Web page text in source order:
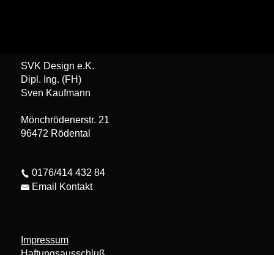
SVK Design e.K.
Dipl. Ing. (FH)
Sven Kaufmann
Mönchrödenerstr. 21
96472 Rödental
0176/414 432 84
Email Kontakt
Impressum